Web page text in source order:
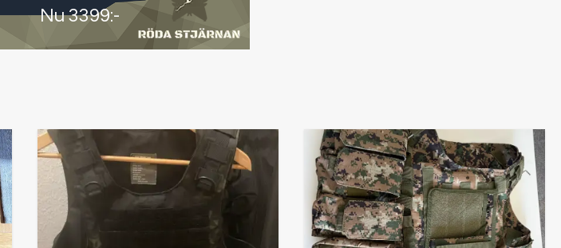
Nu3399:-